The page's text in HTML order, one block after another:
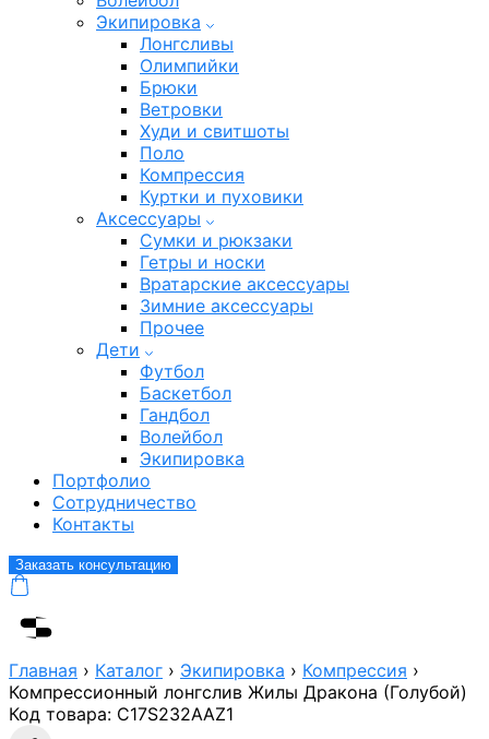
Экипировка
Лонгсливы
Олимпийки
Брюки
Ветровки
Худи и свитшоты
Поло
Компрессия
Куртки и пуховики
Аксессуары
Сумки и рюкзаки
Гетры и носки
Вратарские аксессуары
Зимние аксессуары
Прочее
Дети
Футбол
Баскетбол
Гандбол
Волейбол
Экипировка
Портфолио
Сотрудничество
Контакты
Заказать консультацию
Главная › Каталог › Экипировка › Компрессия ›
Компрессионный лонгслив Жилы Дракона (Голубой)
Код товара: C17S232AAZ1